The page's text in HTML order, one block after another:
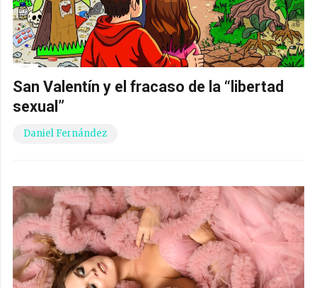
San Valentín y el fracaso de la “libertad
sexual”
Daniel Fernández